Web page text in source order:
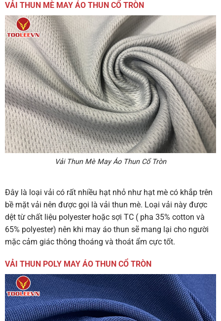
VẢI THUN MÈ MAY ÁO THUN CỔ TRÒN
Vải Thun Mè May Áo Thun Cổ Tròn
Đây là loại vải có rất nhiều hạt nhỏ như hạt mè có khắp trên
bề mặt vải nên được gọi là vải thun mè. Loại vải này được
dệt từ chất liệu polyester hoặc sợi TC ( pha 35% cotton và
65% polyester) nên khi may áo thun sẽ mang lại cho người
mặc cảm giác thông thoáng và thoát ẩm cực tốt.
VẢI THUN POLY MAY ÁO THUN CỔ TRÒN